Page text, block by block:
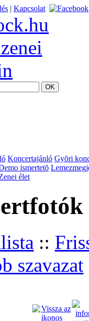
| Kapcsolat
Koncertajánló Gyõri
ismertetõ
élet
::
szavazat